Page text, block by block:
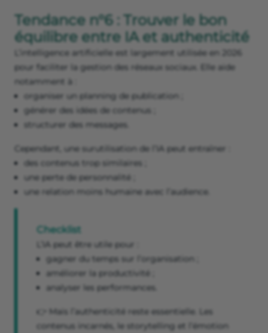
Tendance n°6 : Trouver le bon
équilibre entre IA et authenticité
L’intelligence artificielle est largement utilisée en 2026
pour faciliter la gestion des réseaux sociaux. Elle aide
notamment à :
organiser un planning de publication ;
générer des idées de contenus ;
structurer des messages.
Cependant, une surutilisation de l’IA peut entraîner :
des contenus trop similaires ;
une perte de personnalité ;
une relation moins humaine avec l’audience.
Checklist
L’IA peut être utile pour :
gagner du temps sur l’organisation ;
améliorer la productivité ;
analyser les performances.
👉 Mais l’authenticité reste essentielle. Les
contenus incarnés, le storytelling et l’émotion